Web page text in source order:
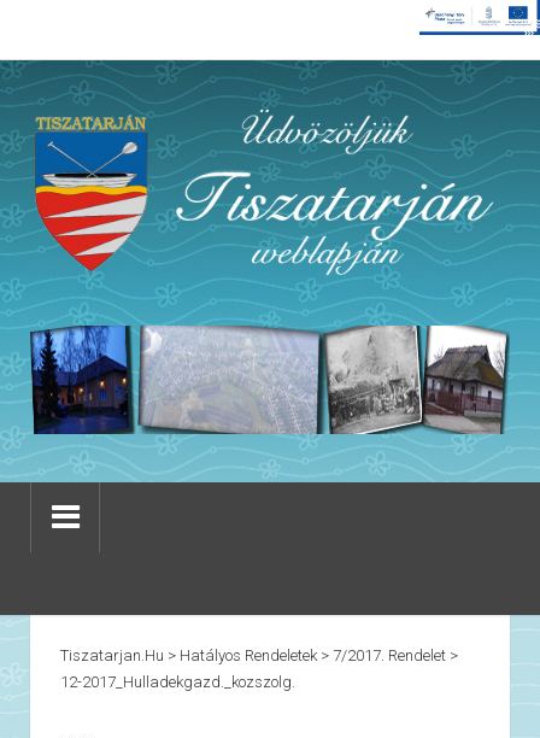
Tiszatarjan.hu > Hatályos Rendeletek> 7/2017. Rendelet >
12-2017_Hulladekgazd._kozszolg.